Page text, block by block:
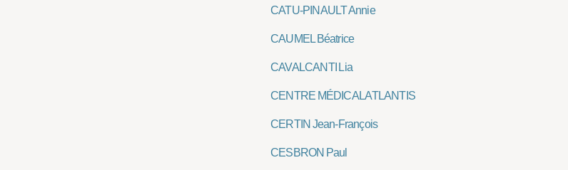
CATU-PINAULT Annie
CAUMEL Béatrice
CAVALCANTI Lia
CENTRE MÉDICAL ATLANTIS
CERTIN Jean-François
CESBRON Paul